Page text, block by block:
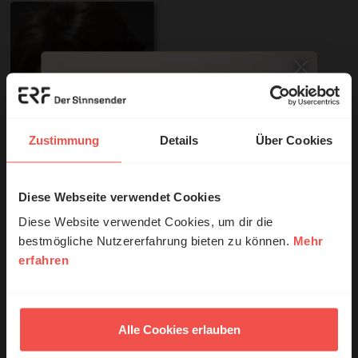
Zustimmung Details Über Cookies
Diese Webseite verwendet Cookies
Diese Website verwendet Cookies, um dir die
bestmögliche Nutzererfahrung bieten zu können. Mehr
erfahren
Alle Cookies erlauben
Sie möchten noch tiefer in die Bibel eintauchen? Wir
Anstoß
Nutzungsrechte
© Ruth Schneider / ERF